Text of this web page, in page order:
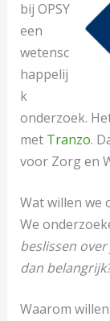
bij OPSY
een
wetensc
happelij
k
onderzoek.
met Tranzo.
voor Zorg en
Wat willen we
We
beslissen
dan
Waarom